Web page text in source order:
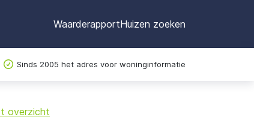
WaarderapportHuizen zoeken
Sinds 2005 het adres voor woninginformatie
overzicht